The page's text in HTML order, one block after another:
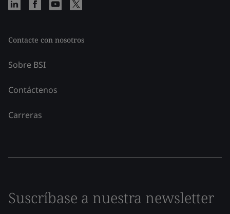
Contacte con nosotros
Sobre BSI
Contáctenos
Carreras
Suscríbase a nuestra newsletter